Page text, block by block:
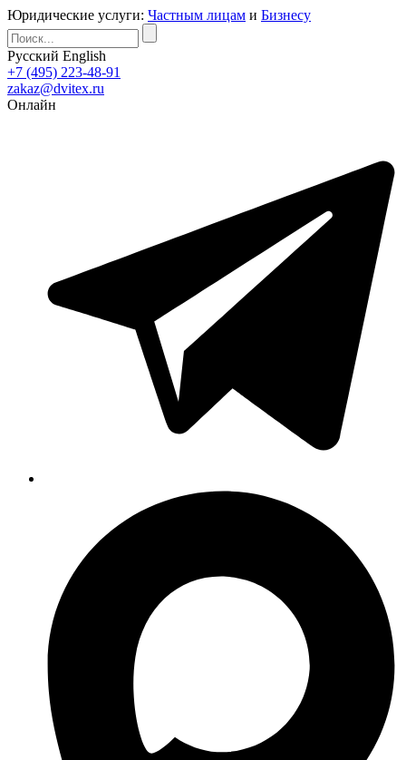
Юридические услуги: Частным лицам и Бизнесу
Русский English
+7 (495) 223-48-91
zakaz@dvitex.ru
Онлайн